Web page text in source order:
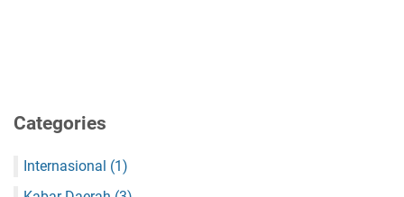
Categories
Internasional (1)